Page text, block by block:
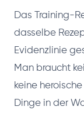
Das Training-
dasselbe
Evidenzlinie
Man braucht
keine
Dinge in der